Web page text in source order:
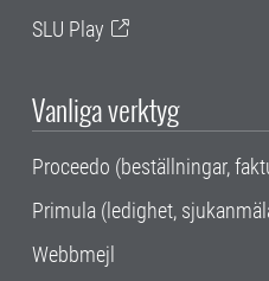
SLU Play
Vanliga verktyg
Proceedo (beställningar,
Primula (ledighet,
Webbmejl